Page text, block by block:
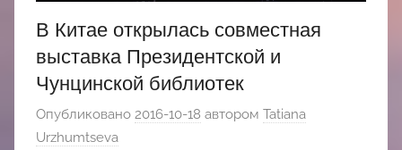
В Китае открылась совместная
выставка Президентской и
Чунцинской библиотек
Опубликовано 2016-10-18 автором Tatiana
Urzhumtseva